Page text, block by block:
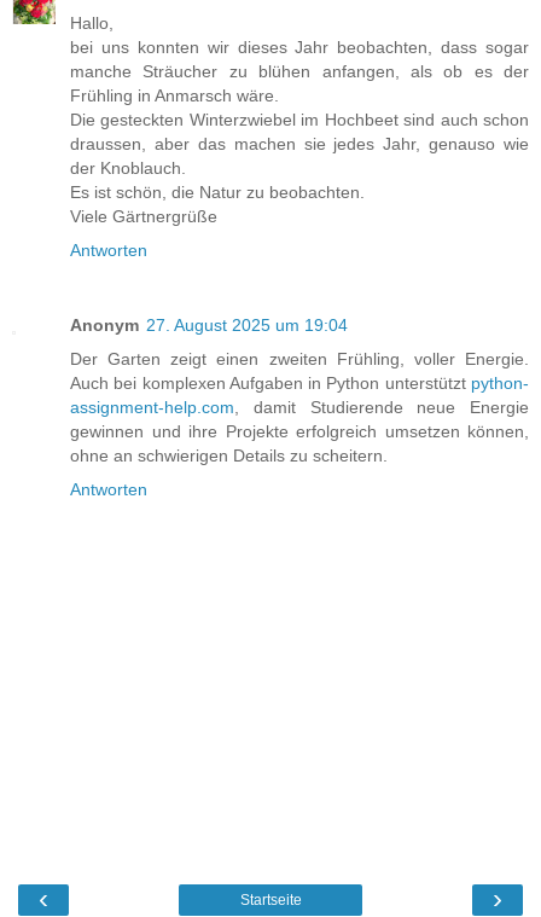
Hallo,
bei uns konnten wir dieses Jahr beobachten, dass sogar
manche Sträucher zu blühen anfangen, als ob es der
Frühling in Anmarsch wäre.
Die gesteckten Winterzwiebel im Hochbeet sind auch schon
draussen, aber das machen sie jedes Jahr, genauso wie
der Knoblauch.
Es ist schön, die Natur zu beobachten.
Viele Gärtnergrüße
Antworten
Anonym 27. August 2025 um 19:04
Der Garten zeigt einen zweiten Frühling, voller Energie.
Auch bei komplexen Aufgaben in Python unterstützt python-
assignment-help.com , damit Studierende neue Energie
gewinnen und ihre Projekte erfolgreich umsetzen können,
ohne an schwierigen Details zu scheitern.
Antworten
‹ ›
Startseite